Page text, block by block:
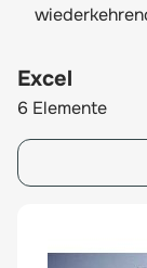
Excel
6 Elemente